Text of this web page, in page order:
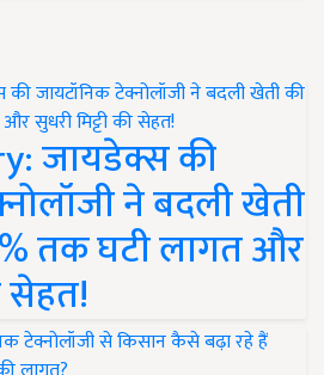
जायडेक्स की
ने बदली खेती
तक घटी लागत और
सेहत!